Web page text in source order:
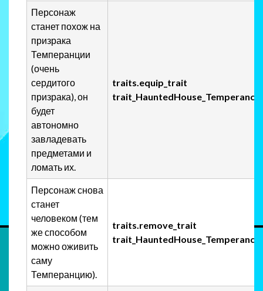
Персонаж
станет похож на
призрака
Темперанции
(очень
сердитого
призрака), он
будет
автономно
завладевать
предметами и
ломать их.
traits.equip_trait
trait_HauntedHouse_Temperance
Персонаж снова
станет
человеком (тем
же способом
можно оживить
саму
Темперанцию).
traits.remove_trait
trait_HauntedHouse_Temperance